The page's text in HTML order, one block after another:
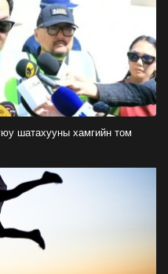
Фэйсбүүкээр ангийн групп чат
даалгавраа өгдгийг зогсоож,
Улсын Ерөнхийлөгчийн
бөхчүүдээс допинг
цолтой нэг бөхөөс илэрсэн
хуралдаанаас гарсан
шатахууны хамгийн том